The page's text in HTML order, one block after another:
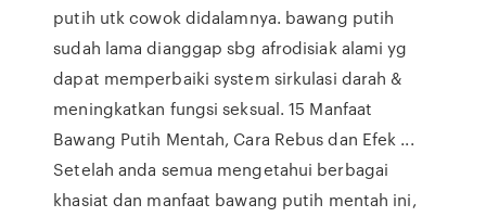
putih utk cowok didalamnya. bawang putih
sudah lama dianggap sbg afrodisiak alami yg
dapat memperbaiki system sirkulasi darah &
meningkatkan fungsi seksual. 15 Manfaat
Bawang Putih Mentah, Cara Rebus dan Efek ...
Setelah anda semua mengetahui berbagai
khasiat dan manfaat bawang putih mentah ini,